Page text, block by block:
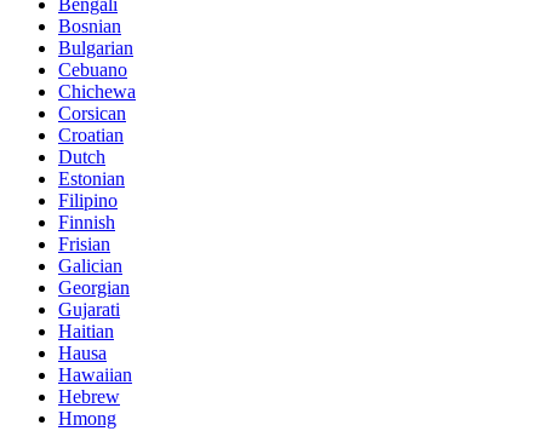
Bosnian
Bulgarian
Cebuano
Chichewa
Corsican
Croatian
Dutch
Estonian
Filipino
Finnish
Frisian
Galician
Georgian
Gujarati
Haitian
Hausa
Hawaiian
Hebrew
Hmong